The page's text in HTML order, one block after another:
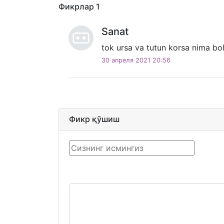
Фикрлар 1
Sanat
tok ursa va tutun korsa nima
30 апреля 2021 20:56
Фикр қўшиш